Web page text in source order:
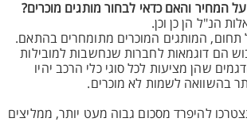
המחיר והאם כדאי לבחור מותגים מוכרים?
הנ"ל הן כן וכן.
תחום, המותגים המוכרים מתומחרים בהתאם.
הם דוגמאות לחברות שנחשבות למובילות
שהן מציעות לכל סוגי כלי הרכב יהיו
בהשוואה לשמות לא מוכרים.
להיפרד מסכום גבוה מעט יותר, ממליצים